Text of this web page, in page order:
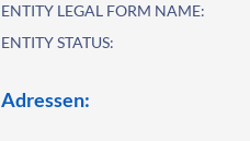
ENTITY LEGAL FORM NAME:
ENTITY STATUS:
Adressen: